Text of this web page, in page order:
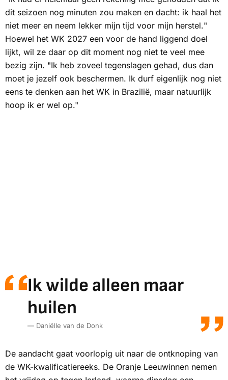
dit seizoen nog minuten zou maken en dacht: ik haal het
niet meer en neem lekker mijn tijd voor mijn herstel."
Hoewel het WK 2027 een voor de hand liggend doel
lijkt, wil ze daar op dit moment nog niet te veel mee
bezig zijn. "Ik heb zoveel tegenslagen gehad, dus dan
moet je jezelf ook beschermen. Ik durf eigenlijk nog niet
eens te denken aan het WK in Brazilië, maar natuurlijk
hoop ik er wel op."
Ik wilde alleen maar
huilen
— Daniëlle van de Donk
De aandacht gaat voorlopig uit naar de ontknoping van
de WK-kwalificatiereeks. De Oranje Leeuwinnen nemen